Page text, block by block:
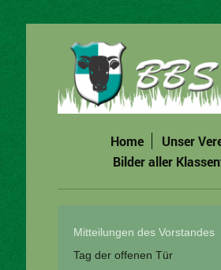
Home Unser
Bilder aller
Mitteilungen des Vorstandes
Tag der offenen Tür